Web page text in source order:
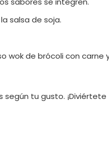
salsa de soja.
wok de brócoli con carne
tu gusto. ¡Diviértete